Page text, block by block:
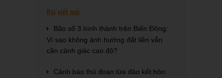
Bài viết mới
Bão số 3 hình thành trên Biển Đông:
Vì sao không ảnh hưởng đất liền vẫn
cần cảnh giác cao độ?
Cảnh báo thủ đoạn lừa đảo kết hôn: